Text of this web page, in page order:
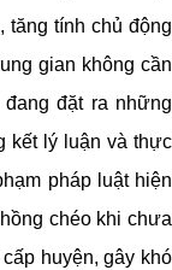
tăng tính chủ động
gian không cần
đặt ra những
kết lý luận và thực
pháp luật hiện
chéo khi chưa
huyện, gây khó